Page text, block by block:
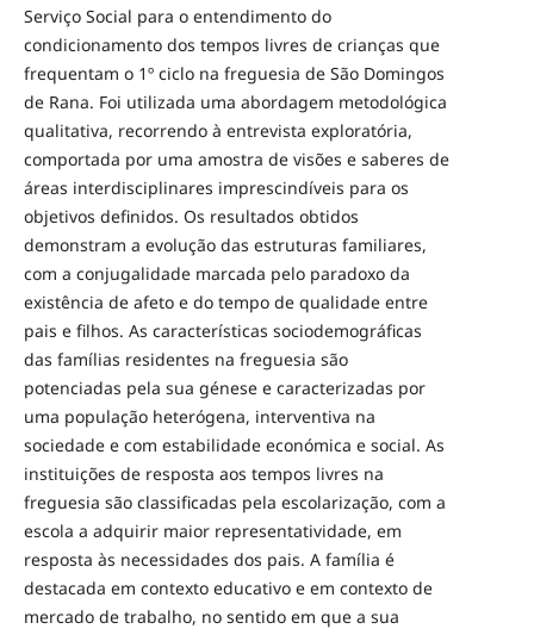
Serviço Social para o entendimento do
condicionamento dos tempos livres de crianças que
frequentam o 1º ciclo na freguesia de São Domingos
de Rana. Foi utilizada uma abordagem metodológica
qualitativa, recorrendo à entrevista exploratória,
comportada por uma amostra de visões e saberes de
áreas interdisciplinares imprescindíveis para os
objetivos definidos. Os resultados obtidos
demonstram a evolução das estruturas familiares,
com a conjugalidade marcada pelo paradoxo da
existência de afeto e do tempo de qualidade entre
pais e filhos. As características sociodemográficas
das famílias residentes na freguesia são
potenciadas pela sua génese e caracterizadas por
uma população heterógena, interventiva na
sociedade e com estabilidade económica e social. As
instituições de resposta aos tempos livres na
freguesia são classificadas pela escolarização, com a
escola a adquirir maior representatividade, em
resposta às necessidades dos pais. A família é
destacada em contexto educativo e em contexto de
mercado de trabalho, no sentido em que a sua